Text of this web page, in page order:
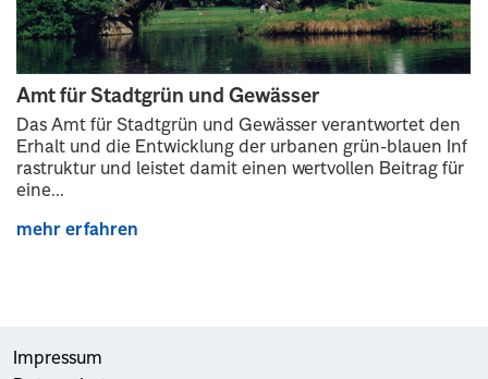
Amt für Stadtgrün und Gewässer
Das Amt für Stadtgrün und Gewässer verantwortet den
Erhalt und die Entwicklung der urbanen grün-blauen Inf
rastruktur und leistet damit einen wertvollen Beitrag für
eine...
mehr erfahren
Impressum